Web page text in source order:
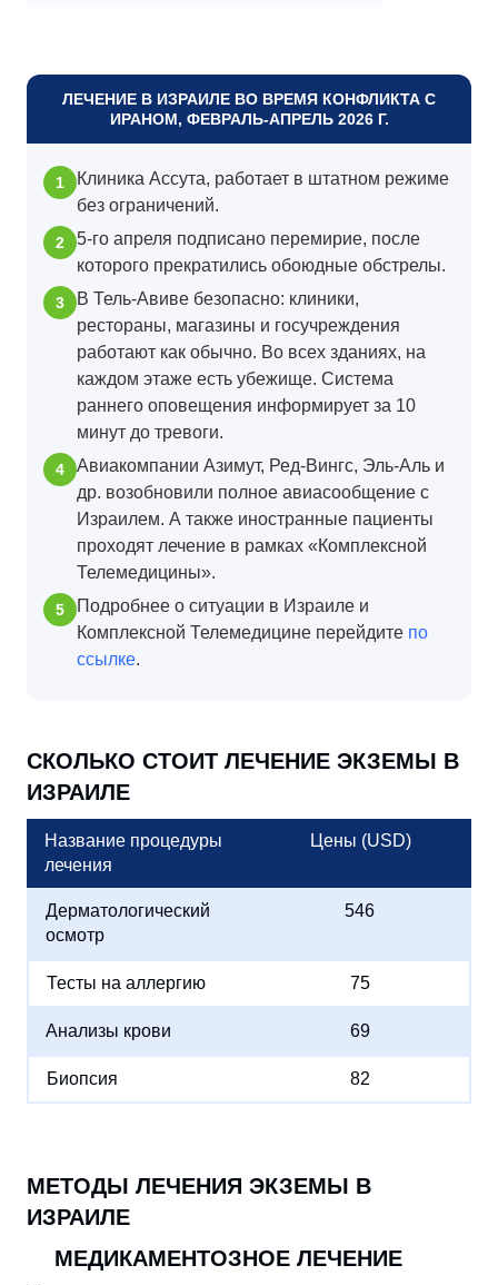
ЛЕЧЕНИЕ В ИЗРАИЛЕ ВО ВРЕМЯ КОНФЛИКТА С
ИРАНОМ, ФЕВРАЛЬ-АПРЕЛЬ 2026 Г.
Клиника Ассута, работает в штатном режиме
без ограничений.
5-го апреля подписано перемирие, после
которого прекратились обоюдные обстрелы.
В Тель-Авиве безопасно: клиники,
рестораны, магазины и госучреждения
работают как обычно. Во всех зданиях, на
каждом этаже есть убежище. Система
раннего оповещения информирует за 10
минут до тревоги.
Авиакомпании Азимут, Ред-Вингс, Эль-Аль и
др. возобновили полное авиасообщение с
Израилем. А также иностранные пациенты
проходят лечение в рамках «Комплексной
Телемедицины».
Подробнее о ситуации в Израиле и
Комплексной Телемедицине перейдите по
ссылке.
СКОЛЬКО СТОИТ ЛЕЧЕНИЕ ЭКЗЕМЫ В
ИЗРАИЛЕ
Название процедуры
лечения
Цены (USD)
Дерматологический
осмотр
546
Тесты на аллергию 75
Анализы крови 69
Биопсия 82
МЕТОДЫ ЛЕЧЕНИЯ ЭКЗЕМЫ В
ИЗРАИЛЕ
МЕДИКАМЕНТОЗНОЕ ЛЕЧЕНИЕ